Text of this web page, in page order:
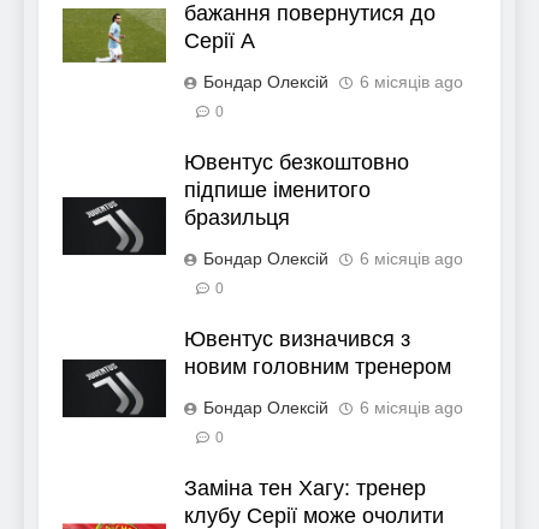
бажання повернутися до
Серії А
Бондар Олексій 6 місяців ago
0
Ювентус безкоштовно
підпише іменитого
бразильця
Бондар Олексій 6 місяців ago
0
Ювентус визначився з
новим головним тренером
Бондар Олексій 6 місяців ago
0
Заміна тен Хагу: тренер
клубу Серії може очолити